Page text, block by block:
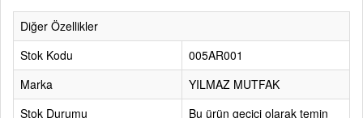
Diğer Özellikler
Stok Kodu
005AR001
Marka
YILMAZ MUTFAK
Stok Durumu
Bu ürün geçici olarak temin